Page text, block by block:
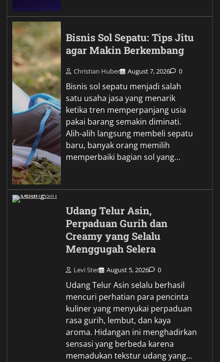
Bisnis Sol Sepatu: Tips Jitu
agar Makin Berkembang
Christian Huber August 7, 2026 0
Bisnis sol sepatu menjadi salah
satu usaha jasa yang menarik
ketika tren memperpanjang usia
pakai barang semakin diminati.
Alih-alih langsung membeli sepatu
baru, banyak orang memilih
memperbaiki bagian sol yang…
Udang Telur Asin,
Perpaduan Gurih dan
Creamy yang Selalu
Menggugah Selera
Levi Ster August 5, 2026 0
Udang Telur Asin selalu berhasil
mencuri perhatian para pencinta
kuliner yang menyukai perpaduan
rasa gurih, lembut, dan kaya
aroma. Hidangan ini menghadirkan
sensasi yang berbeda karena
memadukan tekstur udang yang…